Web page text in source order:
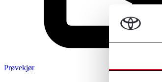
Prøvekjør